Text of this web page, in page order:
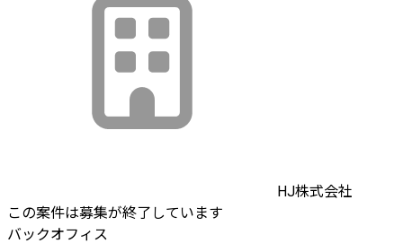
HJ株式会社
この案件は募集が終了しています
バックオフィス